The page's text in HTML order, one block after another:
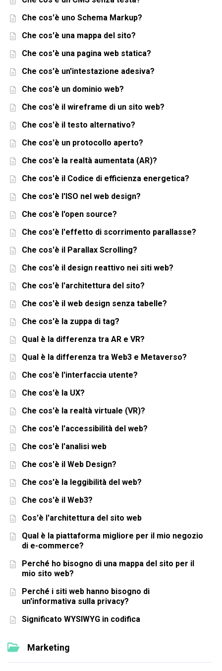
Che cos'è uno Schema Markup?
Che cos'è una mappa del sito?
Che cos'è una pagina web statica?
Che cos'è un'intestazione adesiva?
Che cos'è un dominio web?
Che cos'è il wireframe di un sito web?
Che cos'è il testo alternativo?
Che cos'è un protocollo aperto?
Che cos'è la realtà aumentata (AR)?
Che cos'è il Codice di efficienza energetica?
Che cos'è l'ISO nel web design?
Che cos'è l'open source?
Che cos'è l'effetto di scorrimento parallasse?
Che cos'è il Parallax Scrolling?
Che cos'è il design reattivo nei siti web?
Che cos'è l'architettura del sito?
Che cos'è il web design senza tabelle?
Che cos'è la zuppa di tag?
Qual è la differenza tra AR e VR?
Qual è la differenza tra Web3 e Metaverso?
Che cos'è l'interfaccia utente?
Che cos'è la UX?
Che cos'è la realtà virtuale (VR)?
Che cos'è l'accessibilità del web?
Che cos'è l'analisi web
Che cos'è il Web Design?
Che cos'è la leggibilità del web?
Che cos'è il Web3?
Cos'è l'architettura del sito web
Qual è la piattaforma migliore per il mio negozio
di e-commerce?
Perché ho bisogno di una mappa del sito per il
mio sito web?
Perché i siti web hanno bisogno di
un'informativa sulla privacy?
Significato WYSIWYG in codifica
Marketing